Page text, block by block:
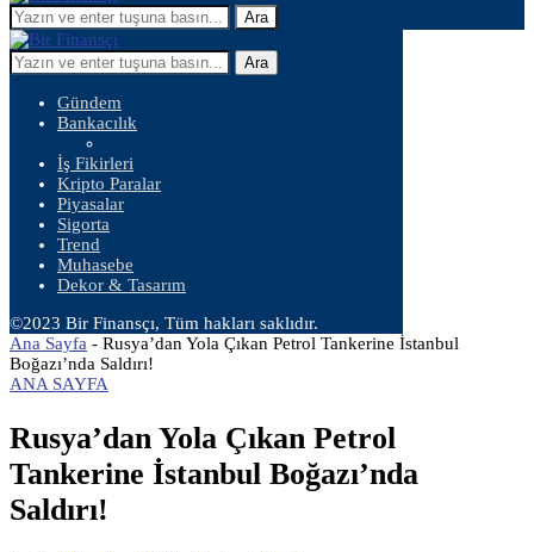
Ara
Ara
Gündem
Bankacılık
İş Fikirleri
Kripto Paralar
Piyasalar
Sigorta
Trend
Muhasebe
Dekor & Tasarım
©2023 Bir Finansçı, Tüm hakları saklıdır.
Ana Sayfa - Rusya’dan Yola Çıkan Petrol Tankerine İstanbul
Boğazı’nda Saldırı!
ANA SAYFA
Rusya’dan Yola Çıkan Petrol
Tankerine İstanbul Boğazı’nda
Saldırı!